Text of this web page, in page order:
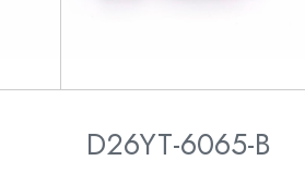
D26YT-6065-B